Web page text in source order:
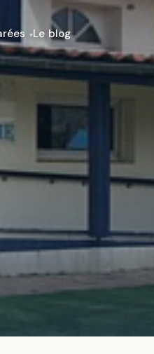
Le blog